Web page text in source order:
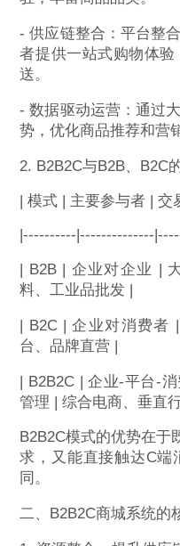
- 供应链整合：平台整
者提供一站式购物体
送。
- 数据驱动运营：通过
势，优化商品推荐和营
2. B2B2C与B2B、B2C
| 模式 | 主要参与者 |
|----------|--------------
| B2B | 企业对企业 |
料、工业品批发 |
| B2C | 企业对消费者
台、品牌直营 |
| B2B2C | 企业-平台-
管理 | 综合电商、垂直
B2B2C模式的优势在于
求，又能直接触达C端
同。
二、B2B2C商城系统的